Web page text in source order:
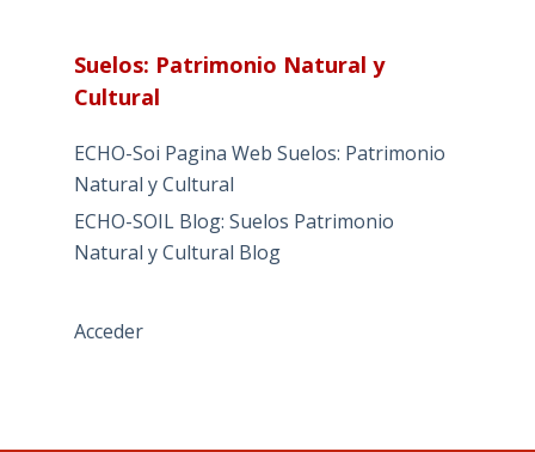
Suelos: Patrimonio Natural y
Cultural
ECHO-Soi Pagina Web Suelos: Patrimonio
Natural y Cultural
ECHO-SOIL Blog: Suelos Patrimonio
Natural y Cultural Blog
Acceder